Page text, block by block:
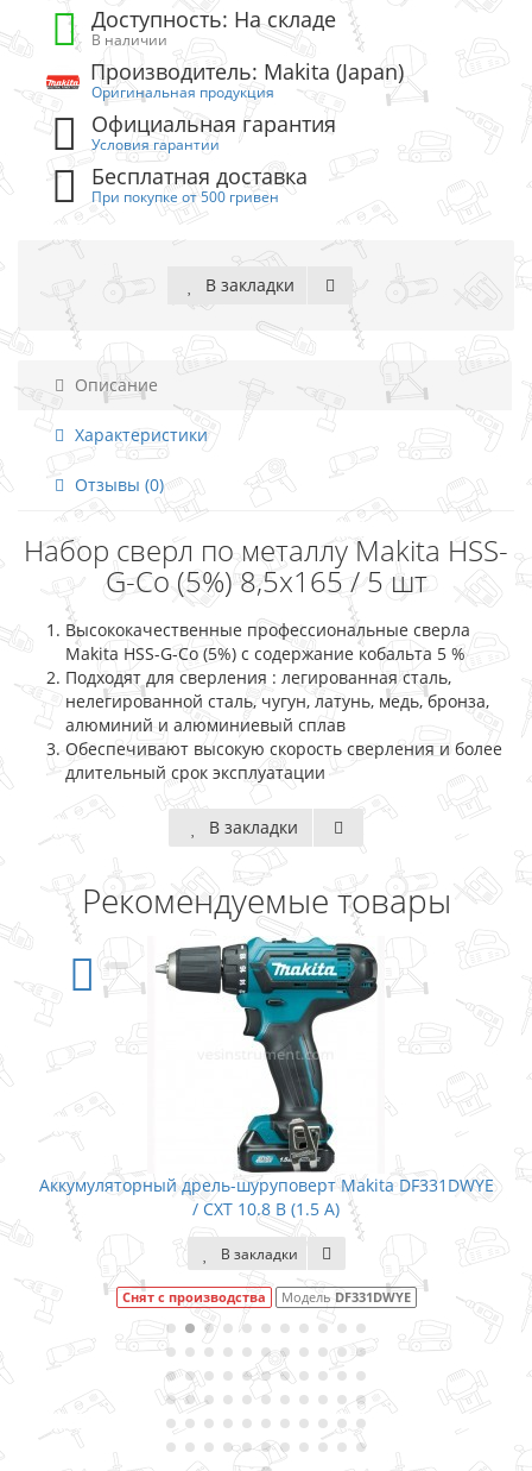
Доступность: На складе
В наличии
Производитель: Makita (Japan)
Оригинальная продукция
Официальная гарантия
Условия гарантии
Бесплатная доставка
При покупке от 500 гривен
В закладки
Описание
Характеристики
Отзывы (0)
Набор сверл по металлу Makita HSS-
G-Co (5%) 8,5x165 / 5 шт
Высококачественные профессиональные сверла
Makita HSS-G-Co (5%) с содержание кобальта 5 %
Подходят для сверления : легированная сталь,
нелегированной сталь, чугун, латунь, медь, бронза,
алюминий и алюминиевый сплав
Обеспечивают высокую скорость сверления и более
длительный срок эксплуатации
В закладки
Рекомендуемые товары
Аккумуляторный дрель-шуруповерт Makita DF331DWYE
/ CXT 10.8 В (1.5 А)
В закладки
Снят с производства Модель DF331DWYE